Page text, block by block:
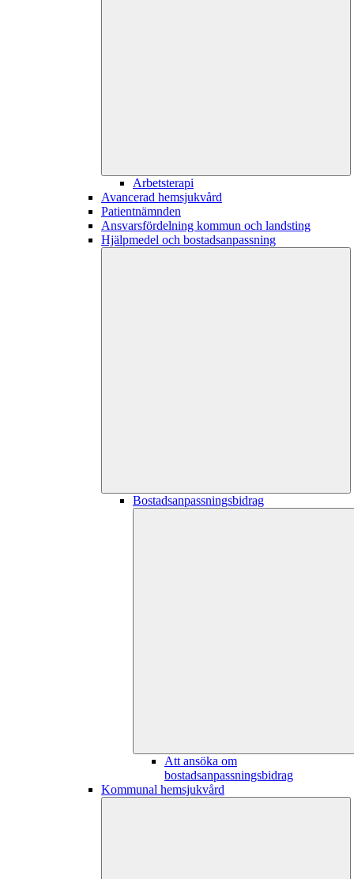
Arbetsterapi
Avancerad hemsjukvård
Patientnämnden
Ansvarsfördelning kommun och landsting
Hjälpmedel och bostadsanpassning
Bostadsanpassningsbidrag
Att ansöka om
bostadsanpassningsbidrag
Kommunal hemsjukvård